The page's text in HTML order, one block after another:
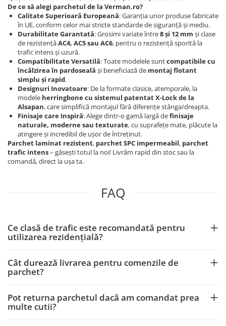
De ce să alegi parchetul de la Verman.ro?
Calitate Superioară Europeană: Garanția unor produse fabricate
în UE, conform celor mai stricte standarde de siguranță și mediu.
Durabilitate Garantată: Grosimi variate între8 și 12 mm și clase
de rezistențăAC4, AC5 sau AC6, pentru o rezistență sporită la
trafic intens și uzură.
Compatibilitate Versatilă: Toate modelele suntcompatibile cu
încălzirea în pardoseală și beneficiază de montaj flotant
simplu și rapid.
Designuri Inovatoare: De la formate clasice, atemporale, la
modele herringbone cu sistemul patentat X-Lock de la
Alsapan, care simplifică montajul fără diferențe stânga/dreapta.
Finisaje care Inspiră: Alege dintr-o gamă largă definisaje
naturale, moderne sau texturate, cu suprafețe mate, plăcute la
atingere și incredibil de ușor de întreținut.
Parchet laminat rezistent, parchet SPC impermeabil, parchet
trafic intens– găsești totul la noi! Livrăm rapid din stoc sau la
comandă, direct la ușa ta.
FAQ
Ce clasă de trafic este recomandată pentru
utilizarea rezidențială?
Cât durează livrarea pentru comenzile de
parchet?
Pot returna parchetul dacă am comandat prea
multe cutii?